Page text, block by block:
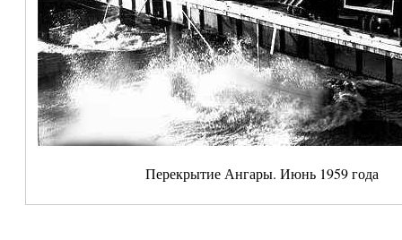
Перекрытие Ангары. Июнь 1959 года